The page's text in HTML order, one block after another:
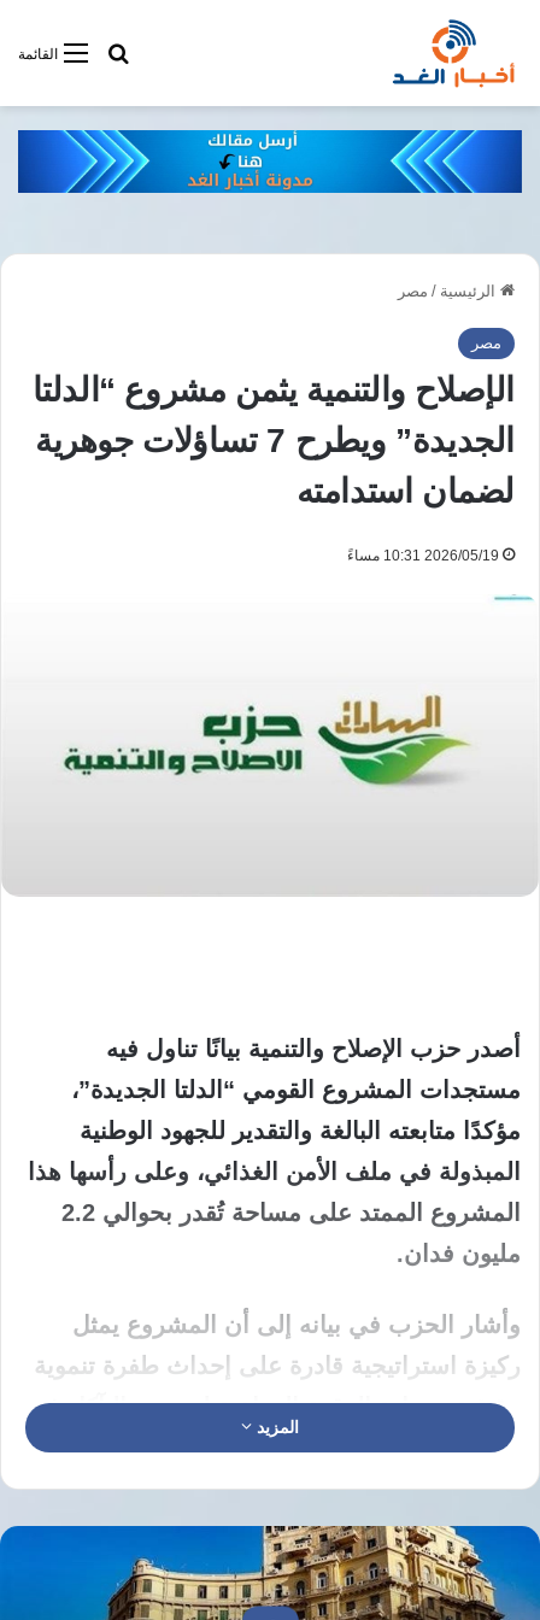
القائمةأبحت فى
الرئيسية / مصر
مصر
الإصلاح والتنمية يثمن مشروع “الدلتا
الجديدة” ويطرح 7 تساؤلات جوهرية
لضمان استدامته
2026/05/19 10:31 مساءً
​أصدر حزب الإصلاح والتنمية بيانًا تناول فيه
مستجدات المشروع القومي “الدلتا الجديدة”،
مؤكدًا متابعته البالغة والتقدير للجهود الوطنية
المبذولة في ملف الأمن الغذائي، وعلى رأسها هذا
المشروع الممتد على مساحة تُقدر بحوالي 2.2
مليون فدان.
​وأشار الحزب في بيانه إلى أن المشروع يمثل
ركيزة استراتيجية قادرة على إحداث طفرة تنموية
حقيقية، وزيادة الرقعة الزراعية لتعويض التآكل في
الأراضي القديمة، فضلًا عن توفير قنوات استثمارية
وفرص عمل جديدة للشباب.
​وشدد الحزب على أن نجاح هذه المشروعات
المزيد